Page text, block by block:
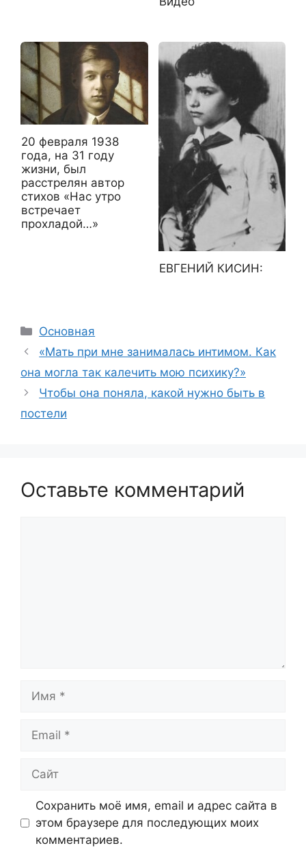
20 февраля 1938
года, на 31 году
жизни, был
расстрелян автор
стихов «Нас утро
встречает
прохладой…»
ЕВГЕНИЙ КИСИН:
Рубрики
Основная
«Мать при мне занималась интимом. Как
она могла так калечить мою психику?»
Чтобы она поняла, какой нужно быть в
постели
Оставьте комментарий
Имя
Email
Сайт
Сохранить моё имя, email и адрес сайта в
этом браузере для последующих моих
комментариев.